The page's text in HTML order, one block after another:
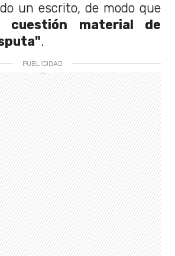
un escrito, de modo que
cuestión material de
.